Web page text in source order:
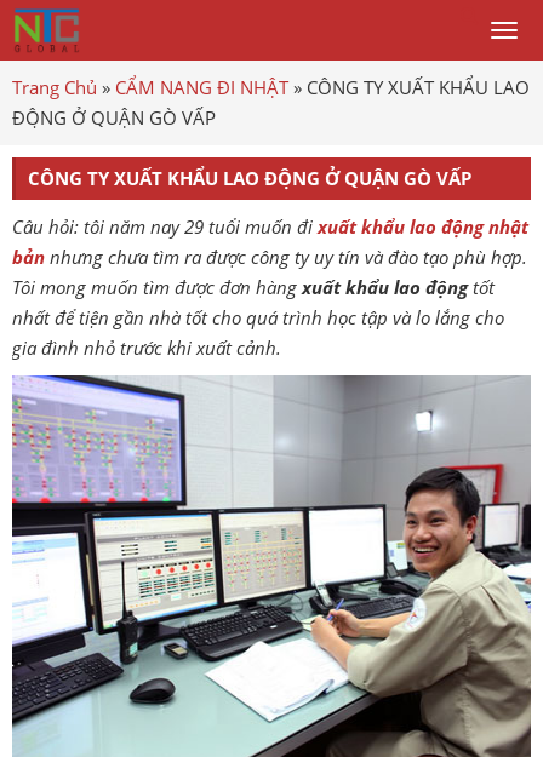
Trang Chủ » CẨM NANG ĐI NHẬT» CÔNG TY XUẤT KHẨU LAO
ĐỘNG Ở QUẬN GÒ VẤP
CÔNG TY XUẤT KHẨU LAO ĐỘNG Ở QUẬN GÒ VẤP
Câu hỏi: tôi năm nay 29 tuổi muốn đixuất khẩu lao động nhật
bản nhưng chưa tìm ra được công ty uy tín và đào tạo phù hợp.
Tôi mong muốn tìm được đơn hàngxuất khẩu lao độngtốt
nhất để tiện gần nhà tốt cho quá trình học tập và lo lắng cho
gia đình nhỏ trước khi xuất cảnh.